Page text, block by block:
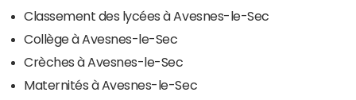
Classement des lycées à Avesnes-le-Sec
Collège à Avesnes-le-Sec
Crèches à Avesnes-le-Sec
Maternités à Avesnes-le-Sec